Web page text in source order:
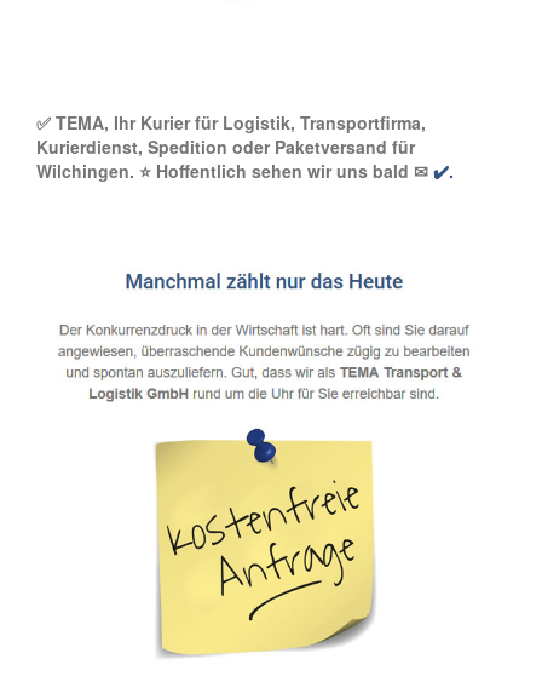
✅ TEMA, Ihr Kurier für Logistik, Transportfirma,
Kurierdienst, Spedition oder Paketversand für
Wilchingen. ⭐ Hoffentlich sehen wir uns bald ✉ ✔️.